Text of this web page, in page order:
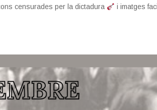
censurades per la dictadura
i imatges